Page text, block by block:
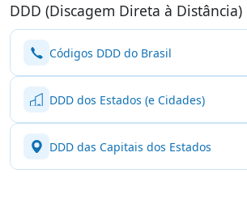
DDD (Discagem Direta à Distância)
Códigos DDD do Brasil
DDD dos Estados (e Cidades)
DDD das Capitais dos Estados